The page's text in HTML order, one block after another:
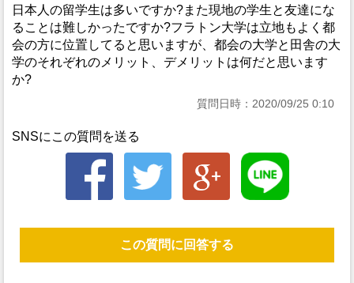
日本人の留学生は多いですか?また現地の学生と友達にな
ることは難しかったですか?フラトン大学は立地もよく都
会の方に位置してると思いますが、都会の大学と田舎の大
学のそれぞれのメリット、デメリットは何だと思います
か?
質問日時：2020/09/25 0:10
SNSにこの質問を送る
この質問に回答する